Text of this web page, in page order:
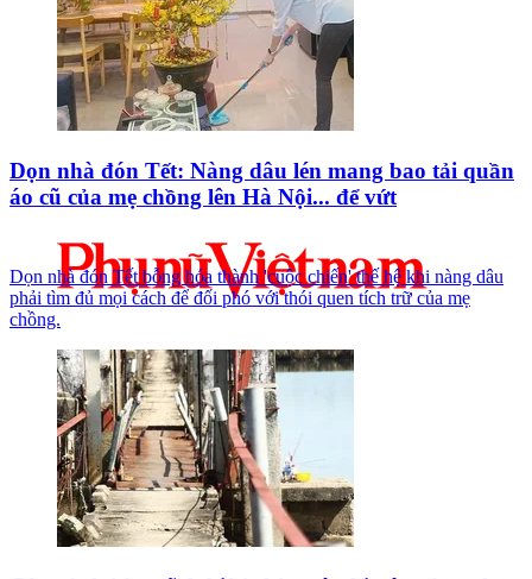
Dọn nhà đón Tết: Nàng dâu lén mang bao tải quần
áo cũ của mẹ chồng lên Hà Nội... để vứt
Dọn nhà đón Tết bỗng hóa thành 'cuộc chiến' thế hệ khi nàng dâu
phải tìm đủ mọi cách để đối phó với thói quen tích trữ của mẹ
chồng.